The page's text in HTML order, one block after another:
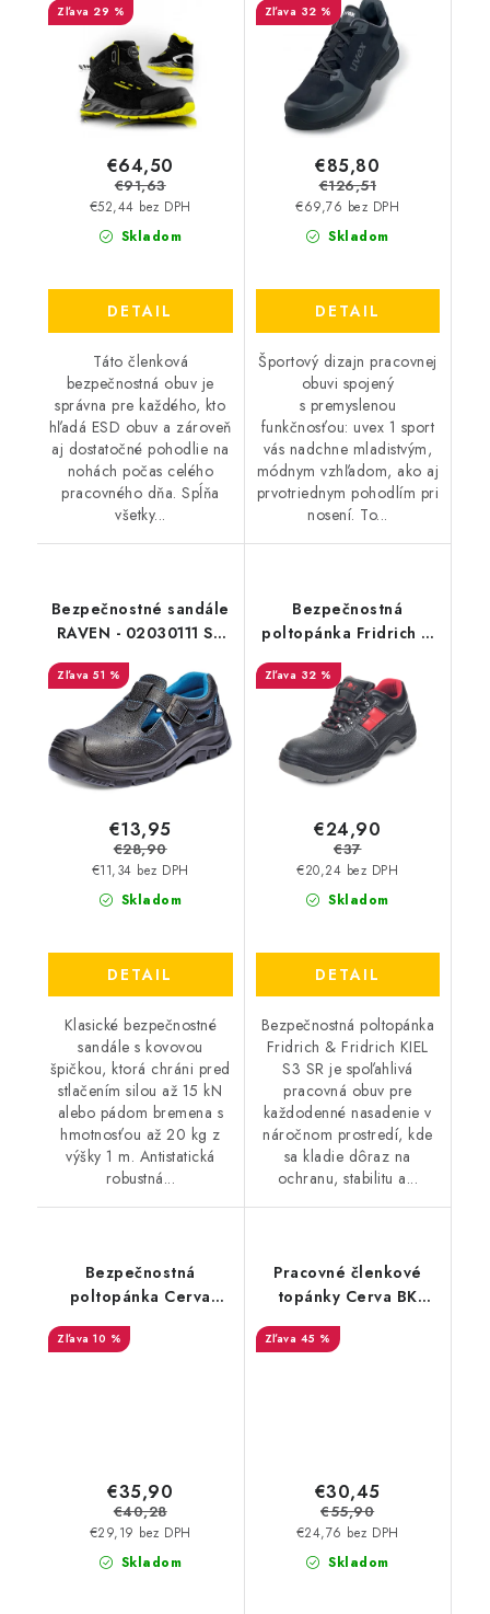
BOA - Výpredaj
29 %
Skladom
€52,44 bez DPH
€64,50
€91,63
DETAIL
Táto členková
bezpečnostná obuv je
správna pre každého, kto
hľadá ESD obuv a zároveň
aj dostatočné pohodlie na
nohách počas celého
pracovného dňa. Spĺňa
všetky...
32 %
Skladom
€69,76 bez DPH
€85,80
€126,51
DETAIL
Športový dizajn pracovnej
obuvi spojený
s premyslenou
funkčnosťou: uvex 1 sport
vás nadchne mladistvým,
módnym vzhľadom, ako aj
prvotriednym pohodlím pri
nosení. To...
Bezpečnostné sandále
RAVEN - 02030111 SD
1018 S1 - výpredaj
51 %
Skladom
€11,34 bez DPH
€13,95
€28,90
DETAIL
Klasické bezpečnostné
sandále s kovovou
špičkou, ktorá chráni pred
stlačením silou až 15 kN
alebo pádom bremena s
hmotnosťou až 20 kg z
výšky 1 m. Antistatická
robustná...
Bezpečnostná
poltopánka Fridrich &
Fridrich - KIEL S3 SR -
Akciová cena
32 %
Skladom
€20,24 bez DPH
€24,90
€37
DETAIL
Bezpečnostná poltopánka
Fridrich & Fridrich KIEL
S3 SR je spoľahlivá
pracovná obuv pre
každodenné nasadenie v
náročnom prostredí, kde
sa kladie dôraz na
ochranu, stabilitu a...
Bezpečnostná
poltopánka Cerva
SR - čierna-royal -
10 %
Skladom
€29,19 bez DPH
€35,90
€40,28
Pracovné členkové
topánky Cerva BK
- výpredaj
45 %
Skladom
€24,76 bez DPH
€30,45
€55,90